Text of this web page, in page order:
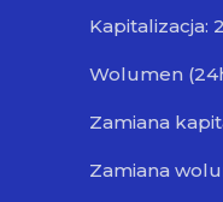
Kapitalizacja:
Wolumen
Zamiana
Zamiana